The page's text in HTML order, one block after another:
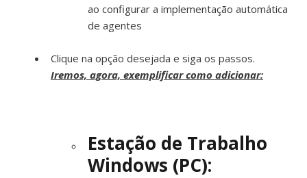
ao configurar a implementação automática
de agentes
Clique na opção desejada e siga os passos.
Iremos, agora, exemplificar como adicionar:
Estação de Trabalho
Windows (PC):